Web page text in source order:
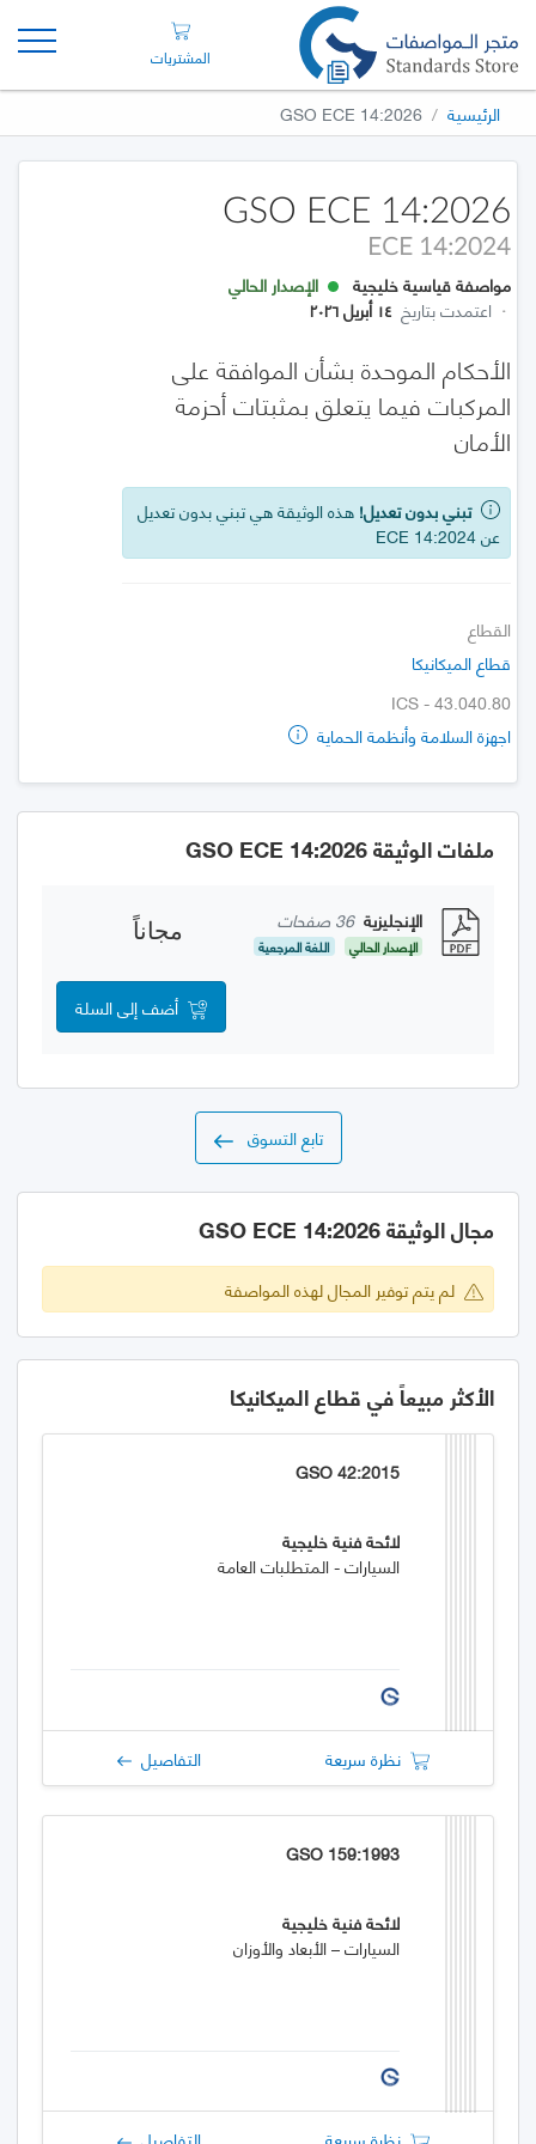
المشتريات
الرئيسية GSO ECE 14:2026
GSO ECE 14:2026
ECE 14:2024
مواصفة قياسية خليجية
الإصدار الحالي
· اعتمدت بتاريخ ١٤ أبريل ٢٠٢٦
الأحكام الموحدة بشأن الموافقة على
المركبات فيما يتعلق بمثبتات أحزمة
الأمان
تبني بدون تعديل! هذه الوثيقة هي تبني بدون تعديل
عن ECE 14:2024
القطاع
قطاع الميكانيكا
ICS - 43.040.80
اجهزة السلامة وأنظمة الحماية
ملفات الوثيقة GSO ECE 14:2026
الإنجليزية 36 صفحات
الإصدار الحالي اللغة المرجعية
مجاناً
أضف إلى السلة
تابع التسوق
مجال الوثيقة GSO ECE 14:2026
لم يتم توفير المجال لهذه المواصفة
الأكثر مبيعاً في قطاع الميكانيكا
GSO 42:2015
لائحة فنية خليجية
السيارات - المتطلبات العامة
نظرة سريعة التفاصيل
GSO 159:1993
لائحة فنية خليجية
السيارات – الأبعاد والأوزان